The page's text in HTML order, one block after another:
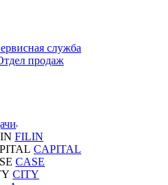
служба
продаж
FILIN
CAPITAL
CASE
CITY